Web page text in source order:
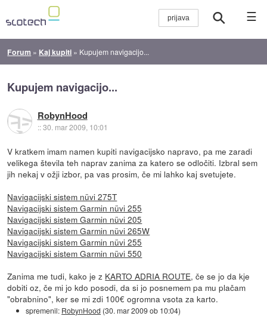
☰
Forum » Kaj kupiti » Kupujem navigacijo...
Kupujem navigacijo...
RobynHood
::30. mar 2009, 10:01
V kratkem imam namen kupiti navigacijsko napravo, pa me zaradi
velikega števila teh naprav zanima za katero se odločiti. Izbral sem
jih nekaj v ožji izbor, pa vas prosim, če mi lahko kaj svetujete.
Navigacijski sistem nüvi 275T
Navigacijski sistem Garmin nüvi 255
Navigacijski sistem Garmin nüvi 205
Navigacijski sistem Garmin nüvi 265W
Navigacijski sistem Garmin nüvi 255
Navigacijski sistem Garmin nüvi 550
Zanima me tudi, kako je z KARTO ADRIA ROUTE, če se jo da kje
dobiti oz, če mi jo kdo posodi, da si jo posnemem pa mu plačam
"obrabnino", ker se mi zdi 100€ ogromna vsota za karto.
spremenil: RobynHood (30. mar 2009 ob 10:04)